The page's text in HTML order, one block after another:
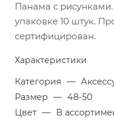
Панама с
упаковке 10 штук.
сертифицирован.
Характеристики
Категория —
Размер — 48-50
Цвет — В